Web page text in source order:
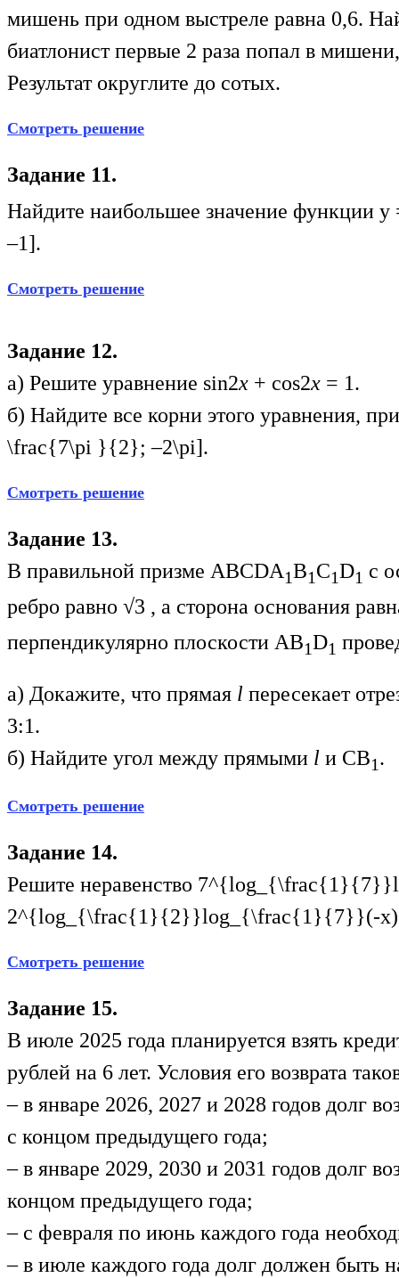
мишень при одном выстреле равна 0,6.
биатлонист первые 2 раза попал в
Результат округлите до сотых.
Смотреть решение
Задание 11.
Найдите наибольшее значение функции
–1].
Смотреть решение
Задание 12.
а) Решите уравнение sin2x + cos2x = 1.
б) Найдите все корни этого уравнения,
\frac{7\pi }{2}; –2\pi].
Смотреть решение
Задание 13.
В правильной призме ABCDA1B1C1D1 с
ребро равно √3 , а сторона основания
перпендикулярно плоскости AB1D1
а) Докажите, что прямая l пересекает
3:1.
б) Найдите угол между прямыми l и СВ1.
Смотреть решение
Задание 14.
Решите неравенство
2^{log_{\frac{1}{2}}log_{\frac{1}{7}}(-
Смотреть решение
Задание 15.
В июле 2025 года планируется взять
рублей на 6 лет. Условия его возврата
– в январе 2026, 2027 и 2028 годов долг
с концом предыдущего года;
– в январе 2029, 2030 и 2031 годов долг
концом предыдущего года;
– с февраля по июнь каждого года
– в июле каждого года долг должен быть